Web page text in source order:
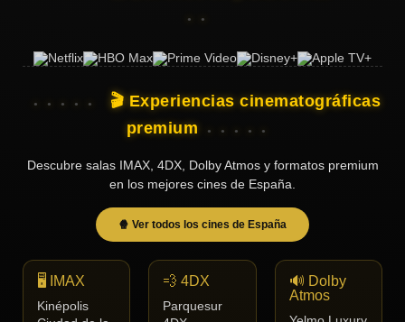
🎬 Experiencias cinematográficas
premium
Descubre salas IMAX, 4DX, Dolby Atmos y formatos premium
en los mejores cines de España.
🍿 Ver todos los cines de España
🖥️ IMAX
Kinépolis
💨 4DX
Parquesur
🔊 Dolby
Atmos